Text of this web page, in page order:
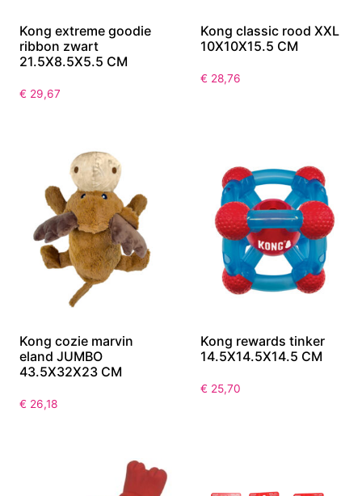
Kong extreme goodie
ribbon zwart
21.5X8.5X5.5 CM
€ 29,67
Kong classic rood XXL
10X10X15.5 CM
€ 28,76
Kong cozie marvin
eland JUMBO
43.5X32X23 CM
€ 26,18
Kong rewards tinker
14.5X14.5X14.5 CM
€ 25,70